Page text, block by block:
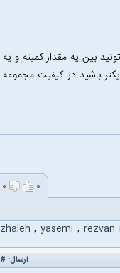
بین یه مقدار کمینه و یه
باشید در کیفیت مجموعه
۰
۰
,
yasemi
,
zhaleh
ارسال: #۲